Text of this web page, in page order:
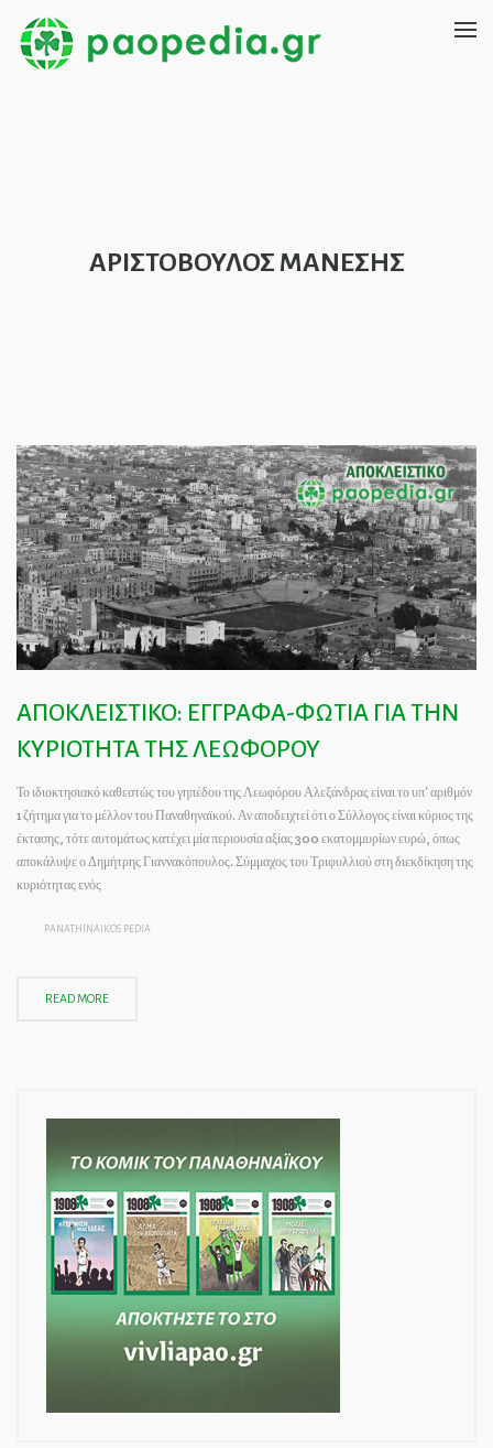
ΑΡΙΣΤΟΒΟΥΛΟΣ ΜΑΝΕΣΗΣ
ΑΠΟΚΛΕΙΣΤΙΚΟ: ΕΓΓΡΑΦΑ-ΦΩΤΙΑ ΓΙΑ ΤΗΝ
ΚΥΡΙΟΤΗΤΑ ΤΗΣ ΛΕΩΦΟΡΟΥ
Το ιδιοκτησιακό καθεστώς του γηπέδου της Λεωφόρου Αλεξάνδρας είναι το υπ’ αριθμόν
1 ζήτημα για το μέλλον του Παναθηναϊκού. Αν αποδειχτεί ότι ο Σύλλογος είναι κύριος της
έκτασης, τότε αυτομάτως κατέχει μία περιουσία αξίας 300 εκατομμυρίων ευρώ, όπως
αποκάλυψε ο Δημήτρης Γιαννακόπουλος. Σύμμαχος του Τριφυλλιού στη διεκδίκηση της
κυριότητας ενός
PANATHINAIKOS PEDIA
READ MORE